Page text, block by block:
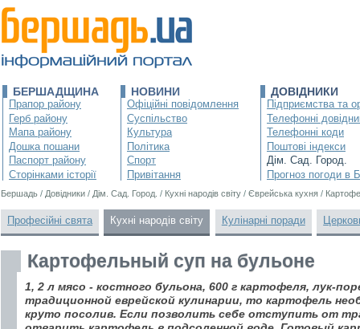
БЕРШАДЩИНА
Прапор району
Герб району
Мапа району
Дошка пошани
Паспорт району
Сторінками історії
НОВИНИ
Офіційні повідомлення
Суспільство
Культура
Політика
Спорт
Привітання
ДОВІДНИКИ
Підприємства та
Телефонні
Телефонні коди
Поштові індекси
Дім. Сад. Город.
Прогноз погоди в
Бершадь / Довідники / Дім. Сад. Город. / Кухні народів світу / Єврейська кухня /
Професійні свята Кухні народів світу Кулінарні поради
Картофельный суп на бульоне
1, 2 л мясо - костного бульона, 600 г картофеля, лук-
традиционной еврейской кулинарии, то картофель
круто посолив. Если позволить себе отступить от